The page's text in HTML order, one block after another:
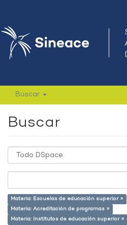
Buscar
Buscar
Materia: Escuelas de educación superior ×
Materia: Acreditación de programas ×
Materia: Institutos de educación superior ×